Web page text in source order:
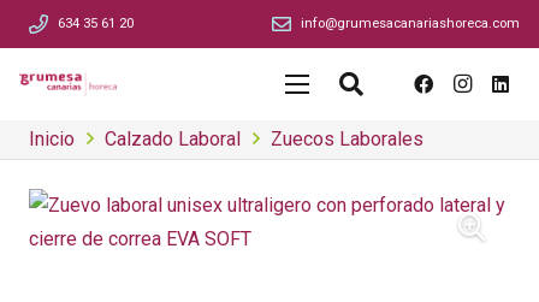
634 35 61 20 info@grumesacanariashoreca.com
Inicio Calzado Laboral Zuecos Laborales